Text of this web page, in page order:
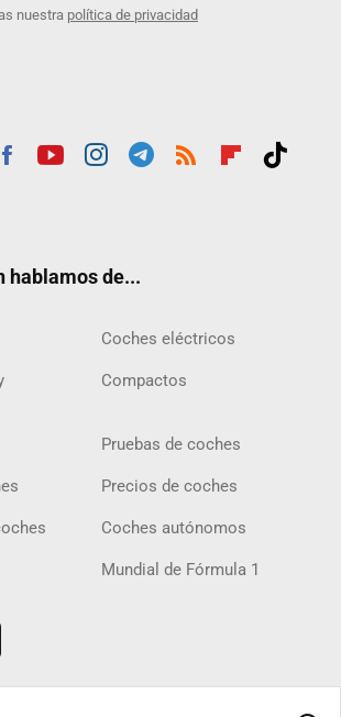
nuestra política de privacidad
hablamos de...
Coches eléctricos
Compactos
Pruebas de coches
Precios de coches
Coches autónomos
Mundial de Fórmula 1